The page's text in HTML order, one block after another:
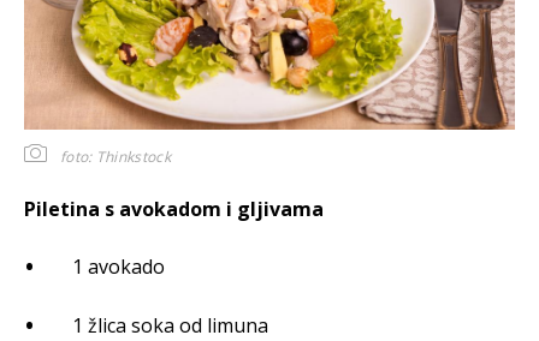
foto: Thinkstock
Piletina s avokadom i gljivama
1 avokado
1 žlica soka od limuna